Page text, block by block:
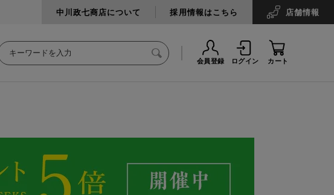
中川政七商店について 採用情報はこちら 店舗情報
会員登録 ログイン カート